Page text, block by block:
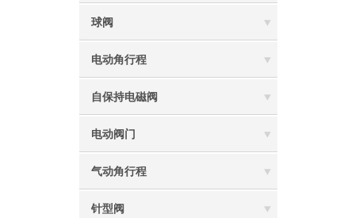
球阀
电动角行程
自保持电磁阀
电动阀门
气动角行程
针型阀